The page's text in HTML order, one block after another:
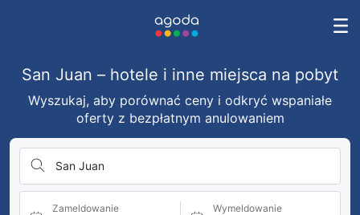
San Juan – hotele i inne miejsca na pobyt
Wyszukaj, aby porównać ceny i odkryć wspaniałe
oferty z bezpłatnym anulowaniem
San Juan
Zameldowanie Wymeldowanie